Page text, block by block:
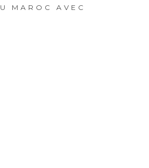
MAROC AVEC